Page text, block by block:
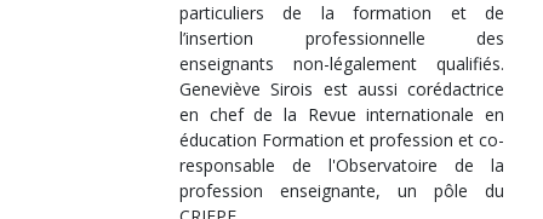
particuliers de la formation et de
l’insertion professionnelle des
enseignants non-légalement qualifiés.
Geneviève Sirois est aussi corédactrice
en chef de la Revue internationale en
éducation Formation et profession et co-
responsable de l'Observatoire de la
profession enseignante, un pôle du